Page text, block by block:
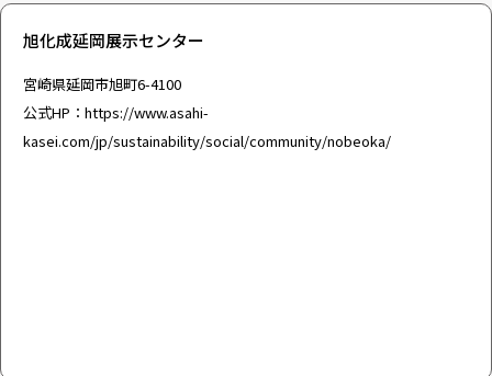
旭化成延岡展示センター
宮崎県延岡市旭町6-4100
公式HP： https://www.asahi-
kasei.com/jp/sustainability/social/community/nobeoka/